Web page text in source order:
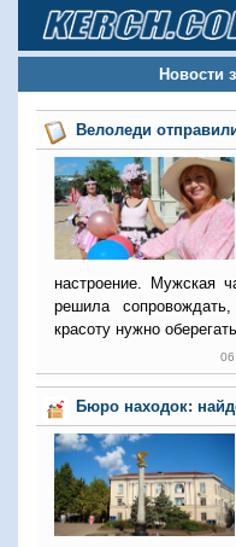
Новости
Велоледи
настроение. Мужская
решила
красоту нужно
Бюро находок: